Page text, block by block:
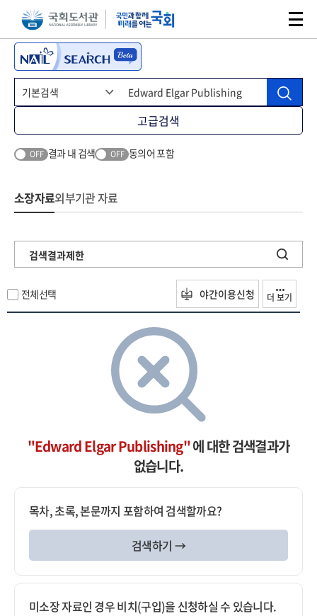
본문 바로가기주메뉴 바로가기
고급검색
OFF 결과 내 검색 OFF 동의어 포함
소장자료외부기관 자료
검색결과제한
전체선택 야간이용신청 더 보기
"Edward Elgar Publishing"에 대한 검색결과가
없습니다.
목차, 초록, 본문까지 포함하여 검색할까요?
검색하기 →
미소장 자료인 경우 비치(구입)을 신청하실 수 있습니다.